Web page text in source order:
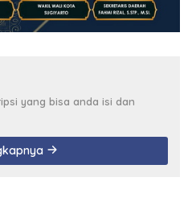
yang bisa anda isi dan